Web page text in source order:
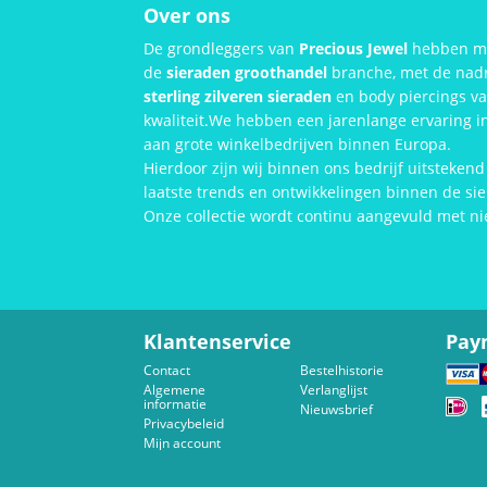
Over ons
De grondleggers van Precious Jewel hebben
de sieraden groothandel branche, met de
sterling zilveren sieraden en body piercings
kwaliteit.We hebben een jarenlange ervaring
aan grote winkelbedrijven binnen Europa.
Hierdoor zijn wij binnen ons bedrijf
laatste trends en ontwikkelingen binnen de
Onze collectie wordt continu aangevuld met
Klantenservice
Contact
Algemene
informatie
Privacybeleid
Mijn account
Bestelhistorie
Verlanglijst
Nieuwsbrief